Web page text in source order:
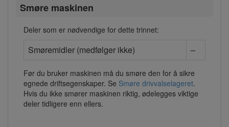
Smøre maskinen
Deler som er nødvendige for dette trinnet:
Smøremidler (medfølger ikke) –
Før du bruker maskinen må du smøre den for å sikre
egnede driftsegenskaper. Se Smøre drivvalselageret.
Hvis du ikke smører maskinen riktig, ødelegges viktige
deler tidligere enn ellers.